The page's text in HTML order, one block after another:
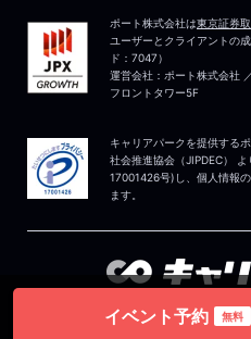
イベント予約 無料